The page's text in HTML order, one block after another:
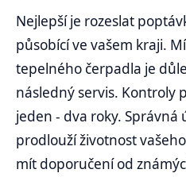
Nejlepší je rozeslat
působící ve vašem kraji.
tepelného čerpadla je
následný servis. Kontroly
jeden - dva roky. Správná
prodlouží životnost
mít doporučení od